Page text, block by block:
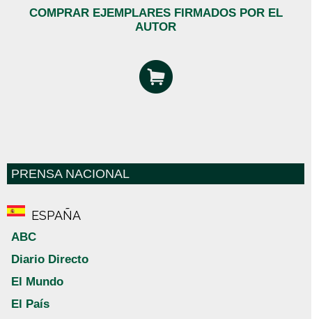
COMPRAR EJEMPLARES FIRMADOS POR EL
AUTOR
PRENSA NACIONAL
ESPAÑA
ABC
Diario Directo
El Mundo
El País